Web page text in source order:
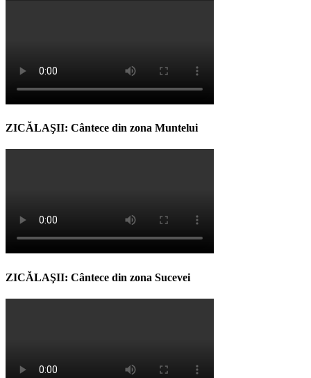
ZICĂLAŞII: Cântece din zona Muntelui
ZICĂLAŞII: Cântece din zona Sucevei